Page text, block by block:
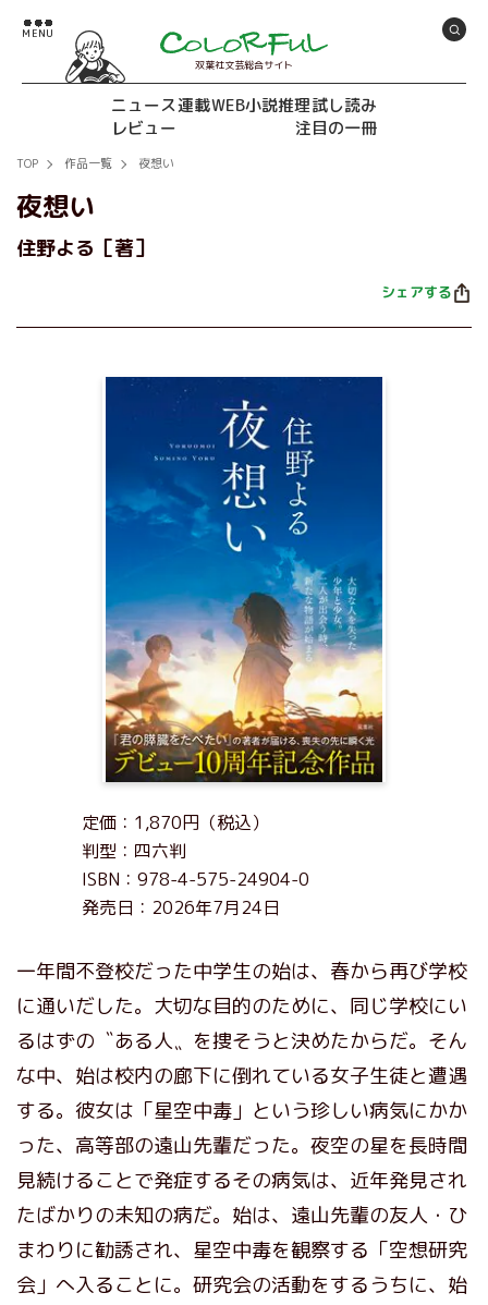
双葉社文芸総合サイト
ニュース連載WEB小説推理試し読み
レビュー
注目の一冊
TOP 作品一覧 夜想い
夜想い
住野よる［著］
シェアする
定価：1,870円（税込）
判型：四六判
ISBN：978-4-575-24904-0
発売日：2026年7月24日
一年間不登校だった中学生の始は、春から再び学校
に通いだした。大切な目的のために、同じ学校にい
るはずの〝ある人〟を捜そうと決めたからだ。そん
な中、始は校内の廊下に倒れている女子生徒と遭遇
する。彼女は「星空中毒」という珍しい病気にかか
った、高等部の遠山先輩だった。夜空の星を長時間
見続けることで発症するその病気は、近年発見され
たばかりの未知の病だ。始は、遠山先輩の友人・ひ
まわりに勧誘され、星空中毒を観察する「空想研究
会」へ入ることに。研究会の活動をするうちに、始